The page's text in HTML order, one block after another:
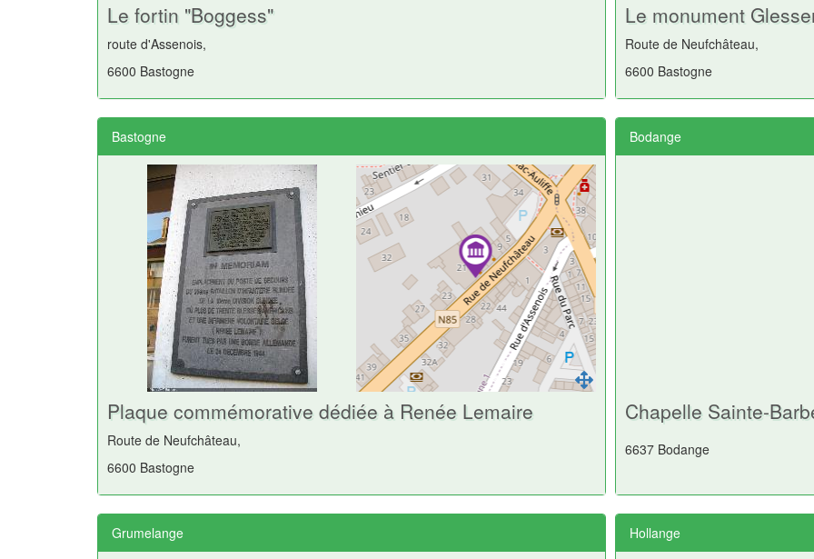
Le fortin "Boggess"
route d'Assenois,
6600 Bastogne
Le monument
Route de Neufchâteau,
6600 Bastogne
Bastogne
Plaque commémorative dédiée à Renée Lemaire
Route de Neufchâteau,
6600 Bastogne
Bodange
Chapelle Sainte-
6637 Bodange
Grumelange Hollange